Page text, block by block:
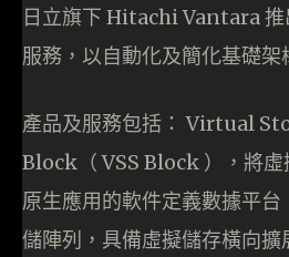
日立旗下 Hitachi Vantara 推
服務，以自動化及簡化基礎架
產品及服務包括： Virtual
Block（ VSS Block ），將虛
原生應用的軟件定義數據平
儲陣列，具備虛擬儲存橫向